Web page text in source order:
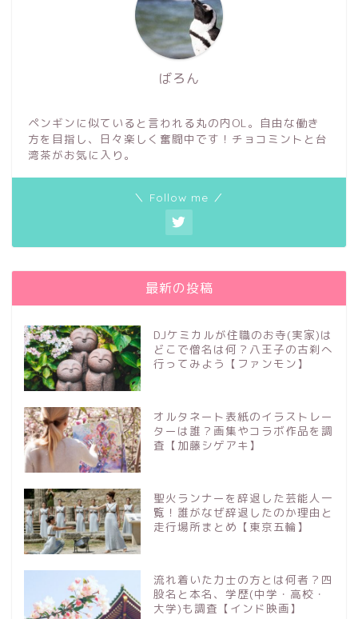
ばろん
ペンギンに似ていると言われる丸の内OL。自由な働き
方を目指し、日々楽しく奮闘中です！チョコミントと台
湾茶がお気に入り。
＼ Follow me ／
最新の投稿
DJケミカルが住職のお寺(実家)は
どこで僧名は何？八王子の古刹へ
行ってみよう【ファンモン】
オルタネート表紙のイラストレー
ターは誰？画集やコラボ作品を調
査【加藤シゲアキ】
聖火ランナーを辞退した芸能人一
覧！誰がなぜ辞退したのか理由と
走行場所まとめ【東京五輪】
流れ着いた力士の方とは何者？四
股名と本名、学歴(中学・高校・
大学)も調査【インド映画】